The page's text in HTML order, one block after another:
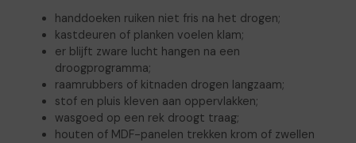
handdoeken ruiken niet fris na het drogen;
kastdeuren of planken voelen klam;
er blijft zware lucht hangen na een
droogprogramma;
raamrubbers of kitnaden drogen langzaam;
stof en pluis kleven aan oppervlakken;
wasgoed op een rek droogt traag;
houten of MDF-panelen trekken krom of zwellen